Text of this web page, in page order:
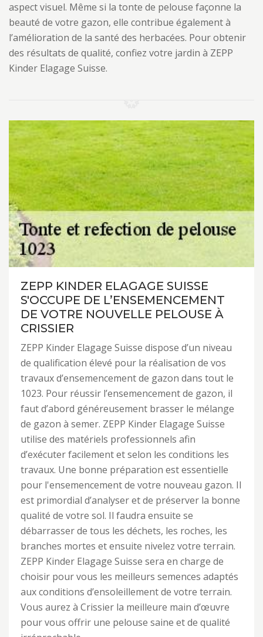
aspect visuel. Même si la tonte de pelouse façonne la
beauté de votre gazon, elle contribue également à
l’amélioration de la santé des herbacées. Pour obtenir
des résultats de qualité, confiez votre jardin à ZEPP
Kinder Elagage Suisse.
ZEPP KINDER ELAGAGE SUISSE
S'OCCUPE DE L’ENSEMENCEMENT
DE VOTRE NOUVELLE PELOUSE À
CRISSIER
ZEPP Kinder Elagage Suisse dispose d’un niveau
de qualification élevé pour la réalisation de vos
travaux d’ensemencement de gazon dans tout le
1023. Pour réussir l’ensemencement de gazon, il
faut d’abord généreusement brasser le mélange
de gazon à semer. ZEPP Kinder Elagage Suisse
utilise des matériels professionnels afin
d’exécuter facilement et selon les conditions les
travaux. Une bonne préparation est essentielle
pour l'ensemencement de votre nouveau gazon. Il
est primordial d’analyser et de préserver la bonne
qualité de votre sol. Il faudra ensuite se
débarrasser de tous les déchets, les roches, les
branches mortes et ensuite nivelez votre terrain.
ZEPP Kinder Elagage Suisse sera en charge de
choisir pour vous les meilleurs semences adaptés
aux conditions d’ensoleillement de votre terrain.
Vous aurez à Crissier la meilleure main d’œuvre
pour vous offrir une pelouse saine et de qualité